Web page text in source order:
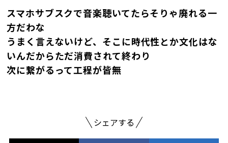
スマホサブスクで音楽聴いてたらそりゃ廃れる一
方だわな
うまく言えないけど、そこに時代性とか文化はな
いんだからただ消費されて終わり
次に繋がるって工程が皆無
シェアする